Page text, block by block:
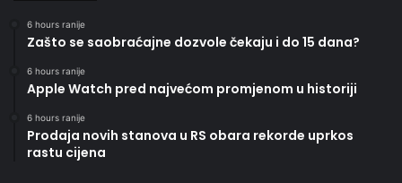
6 hours ranije
Zašto se saobraćajne dozvole čekaju i do 15 dana?
6 hours ranije
Apple Watch pred najvećom promjenom u historiji
6 hours ranije
Prodaja novih stanova u RS obara rekorde uprkos
rastu cijena